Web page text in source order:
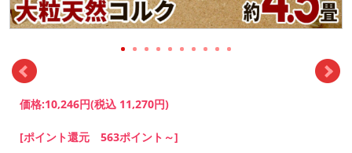
価格:10,246円(税込 11,270円)
[ポイント還元 563ポイント～]